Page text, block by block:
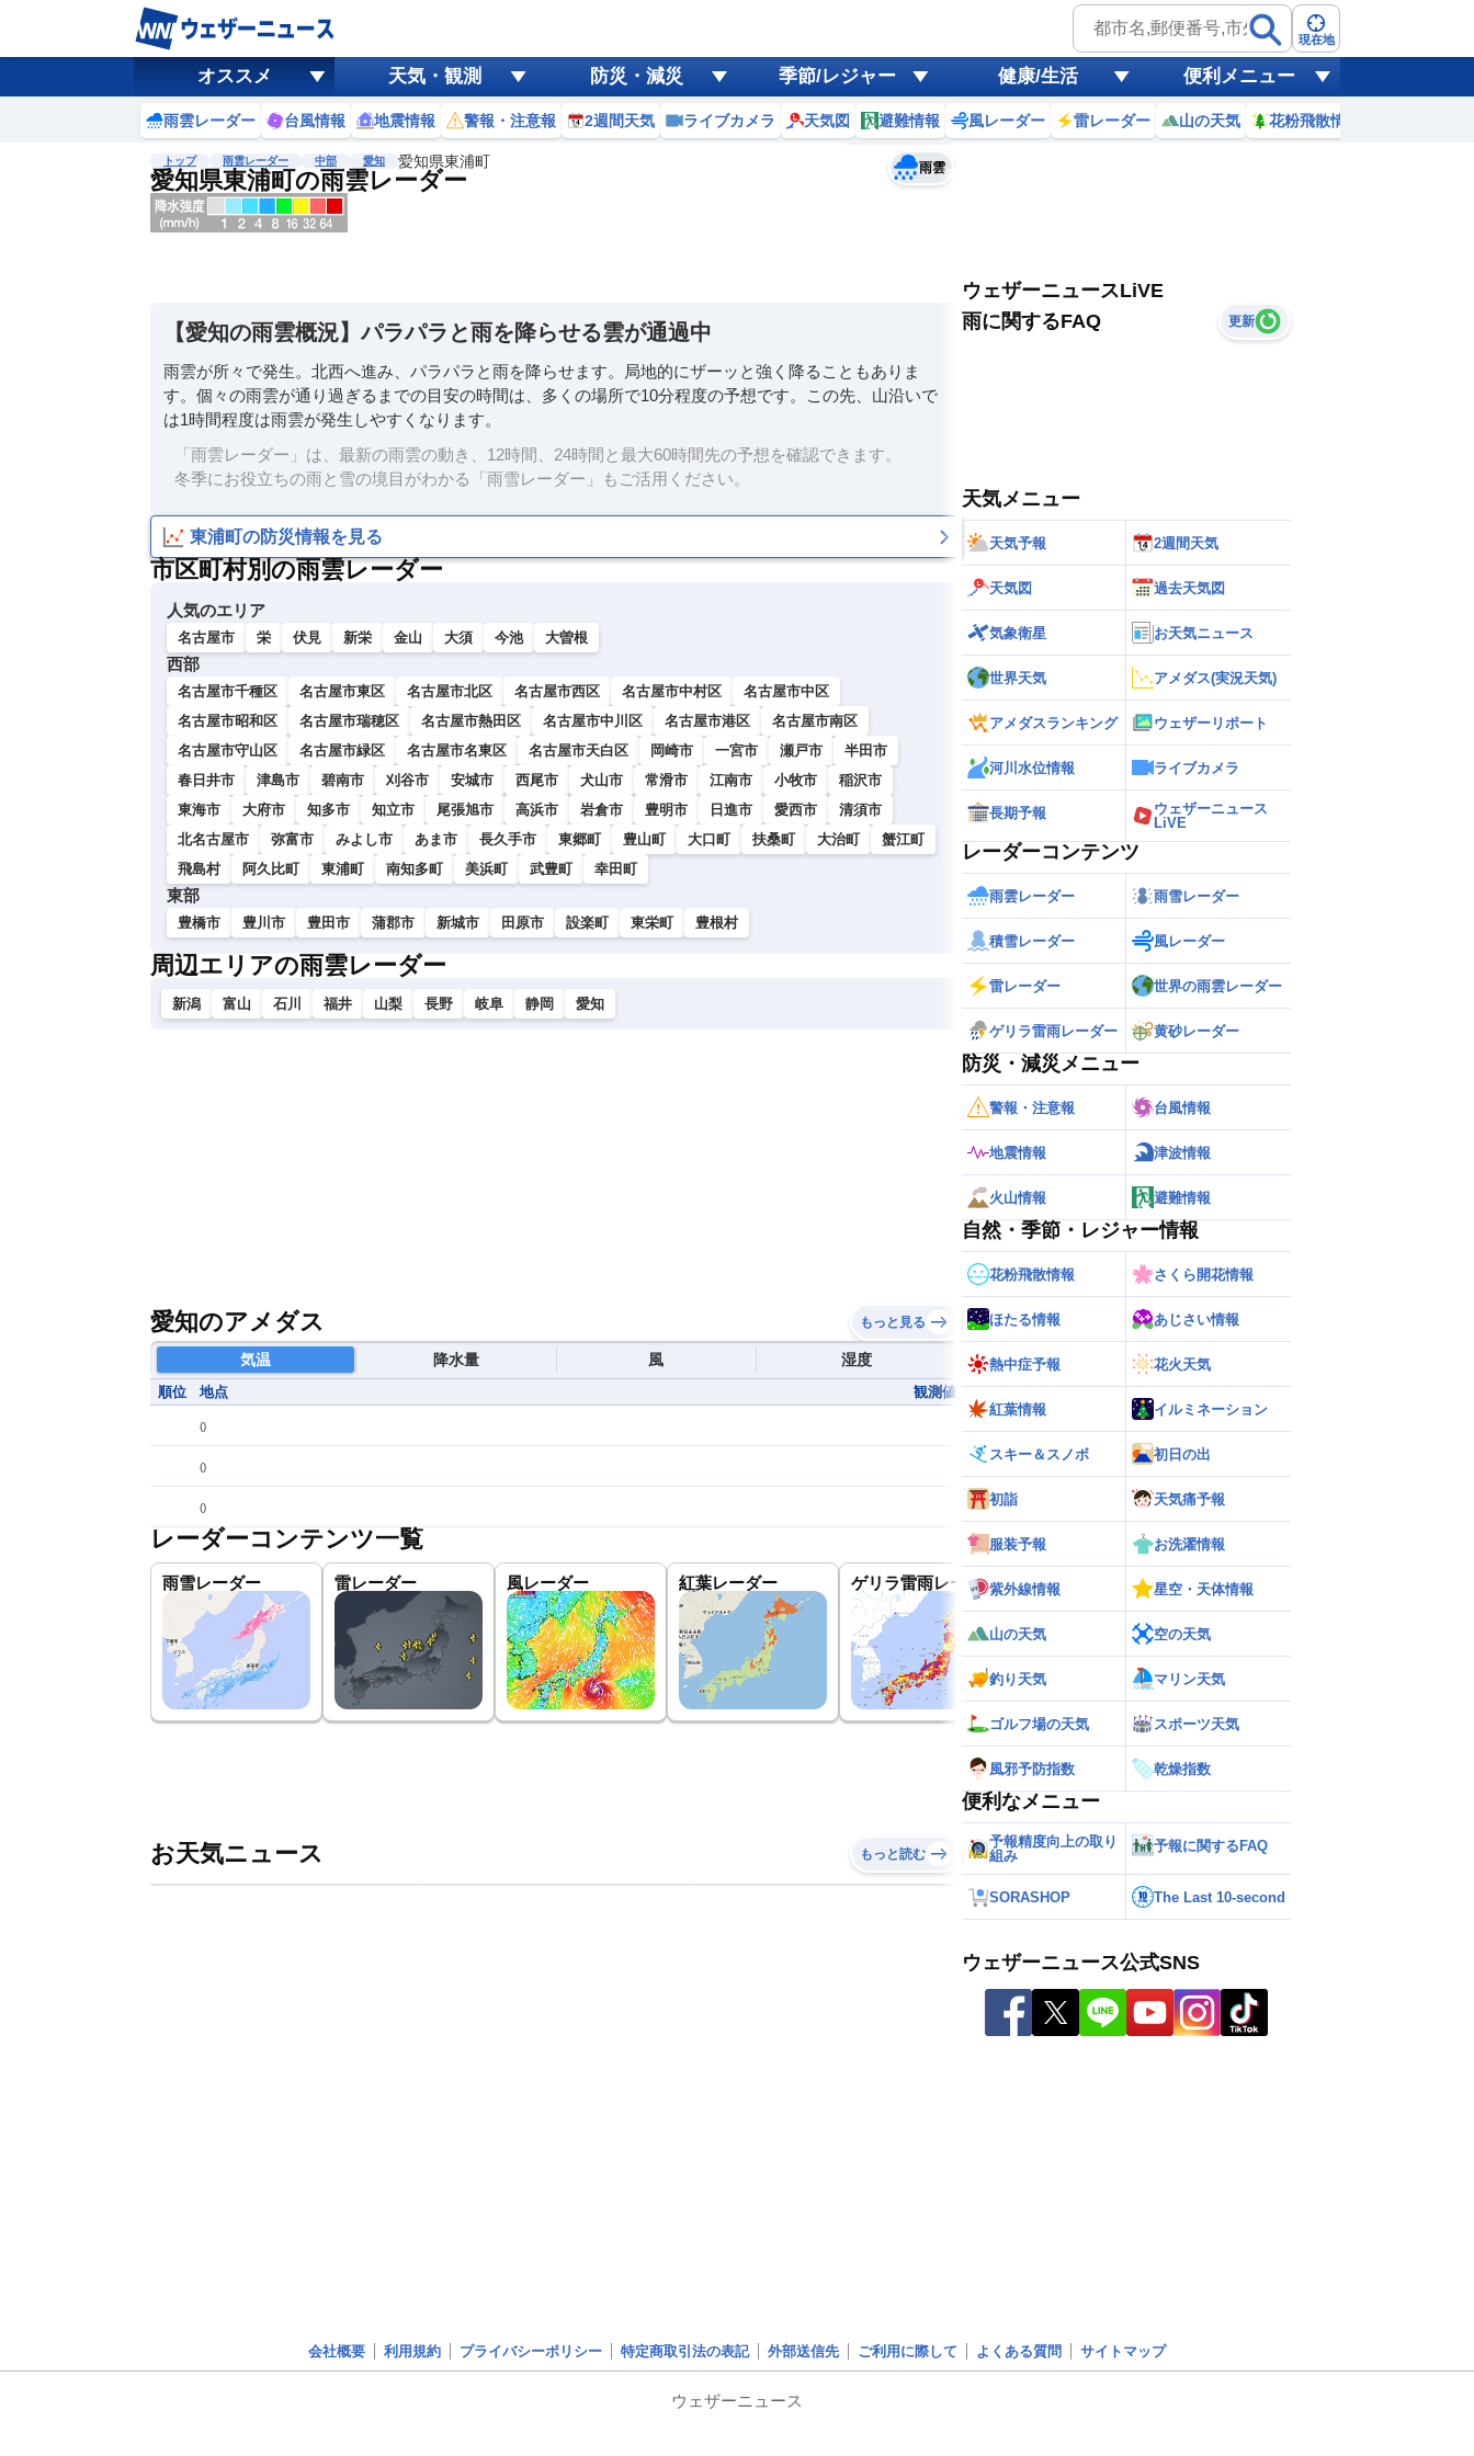
現在地
オススメ 天気・観測 防災・減災 季節/レジャー 健康/生活 便利メニュー
雨雲レーダー 台風情報 地震情報 警報・注意報 2週間天気 ライブカメラ 天気図 避難情報 風レーダー 雷レーダー 山の天気 花粉飛散情報
トップ 雨雲レーダー 中部 愛知 愛知県東浦町
愛知県東浦町の雨雲レーダー 雨雲
予報士コメント
黄砂
天気 台風
【愛知の雨雲概況】パラパラと雨を降らせる雲が通過中
雨雲が所々で発生。北西へ進み、パラパラと雨を降らせます。局地的にザーッと強く降ることもありま
す。個々の雨雲が通り過ぎるまでの目安の時間は、多くの場所で10分程度の予想です。この先、山沿いで
は1時間程度は雨雲が発生しやすくなります。
「雨雲レーダー」は、最新の雨雲の動き、12時間、24時間と最大60時間先の予想を確認できます。
冬季にお役立ちの雨と雪の境目がわかる「雨雪レーダー」もご活用ください。
東浦町の防災情報を見る
市区町村別の雨雲レーダー
人気のエリア
名古屋市 栄 伏見 新栄 金山 大須 今池 大曽根
西部
名古屋市千種区 名古屋市東区 名古屋市北区 名古屋市西区 名古屋市中村区
名古屋市中区
名古屋市昭和区
名古屋市瑞穂区 名古屋市熱田区 名古屋市中川区 名古屋市港区
名古屋市南区
名古屋市守山区
名古屋市緑区 名古屋市名東区 名古屋市天白区 岡崎市 一宮市 瀬戸市
半田市
春日井市
津島市 碧南市 刈谷市 安城市 西尾市 犬山市 常滑市 江南市 小牧市
稲沢市
東海市
大府市 知多市 知立市 尾張旭市 高浜市 岩倉市 豊明市 日進市 愛西市
清須市
北名古屋市
弥富市 みよし市 あま市 長久手市 東郷町 豊山町 大口町 扶桑町 大治町
蟹江町
飛島村
阿久比町 東浦町 南知多町 美浜町 武豊町 幸田町
東部
豊橋市 豊川市 豊田市 蒲郡市 新城市 田原市 設楽町 東栄町 豊根村
周辺エリアの雨雲レーダー
新潟 富山 石川 福井 山梨 長野 岐阜 静岡 愛知
愛知のアメダス もっと見る
気温 降水量 風 湿度
順位 地点 観測値
()
()
()
レーダーコンテンツ一覧
雨雪レーダー 雷レーダー 風レーダー 紅葉レーダー ゲリラ雷雨レーダー 世界の雨雲レーダー
お天気ニュース もっと読む
ウェザーニュースLiVE
雨に関するFAQ
更新
天気メニュー
天気予報 2週間天気
天気図 過去天気図
気象衛星 お天気ニュース
世界天気 アメダス(実況天気)
アメダスランキング ウェザーリポート
河川水位情報 ライブカメラ
長期予報
ウェザーニュース
LiVE
レーダーコンテンツ
雨雲レーダー 雨雪レーダー
積雪レーダー 風レーダー
雷レーダー 世界の雨雲レーダー
ゲリラ雷雨レーダー 黄砂レーダー
防災・減災メニュー
警報・注意報 台風情報
地震情報 津波情報
火山情報 避難情報
自然・季節・レジャー情報
花粉飛散情報 さくら開花情報
ほたる情報 あじさい情報
熱中症予報 花火天気
紅葉情報 イルミネーション
スキー＆スノボ 初日の出
初詣 天気痛予報
服装予報 お洗濯情報
紫外線情報 星空・天体情報
山の天気 空の天気
釣り天気 マリン天気
ゴルフ場の天気 スポーツ天気
風邪予防指数 乾燥指数
便利なメニュー
予報精度向上の取り
組み
予報に関するFAQ
SORASHOP The Last 10-second
ウェザーニュース公式SNS
会社概要 利用規約 プライバシーポリシー 特定商取引法の表記 外部送信先 ご利用に際して よくある質問 サイトマップ
ウェザーニュース